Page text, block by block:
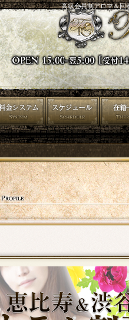
高級会員制アロマ＆